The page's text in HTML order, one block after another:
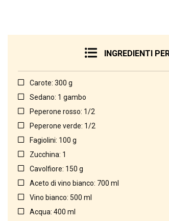
INGREDIENTI
Carote: 300 g
Sedano: 1 gambo
Peperone rosso: 1/2
Peperone verde: 1/2
Fagiolini: 100 g
Zucchina: 1
Cavolfiore: 150 g
Aceto di vino bianco: 700 ml
Vino bianco: 500 ml
Acqua: 400 ml